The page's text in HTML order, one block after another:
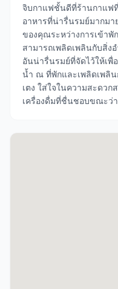
จิบกาแฟชั้นดีที่ร้านกาแฟ
อาหารที่น่ารื่นรมย์มากม
ของคุณระหว่างการเข้าพั
สามารถเพลิดเพลินกับสิ่
อันน่ารื่นรมย์ที่จัดไว้ให้เพื่
น้ำ ณ ที่พักและเพลิดเพลิน
เตง ใส่ใจในความสะดวก
เครื่องดื่มที่ชื่นชอบขณะว่